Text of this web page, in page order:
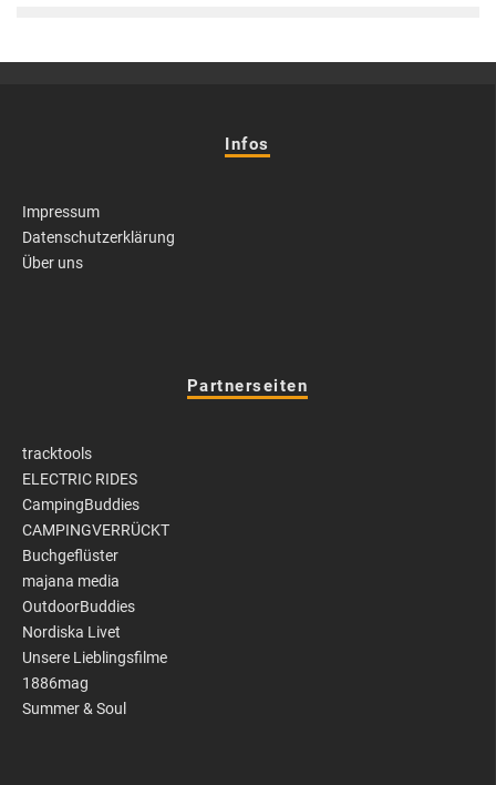
Infos
Impressum
Datenschutzerklärung
Über uns
Partnerseiten
tracktools
ELECTRIC RIDES
CampingBuddies
CAMPINGVERRÜCKT
Buchgeflüster
majana media
OutdoorBuddies
Nordiska Livet
Unsere Lieblingsfilme
1886mag
Summer & Soul